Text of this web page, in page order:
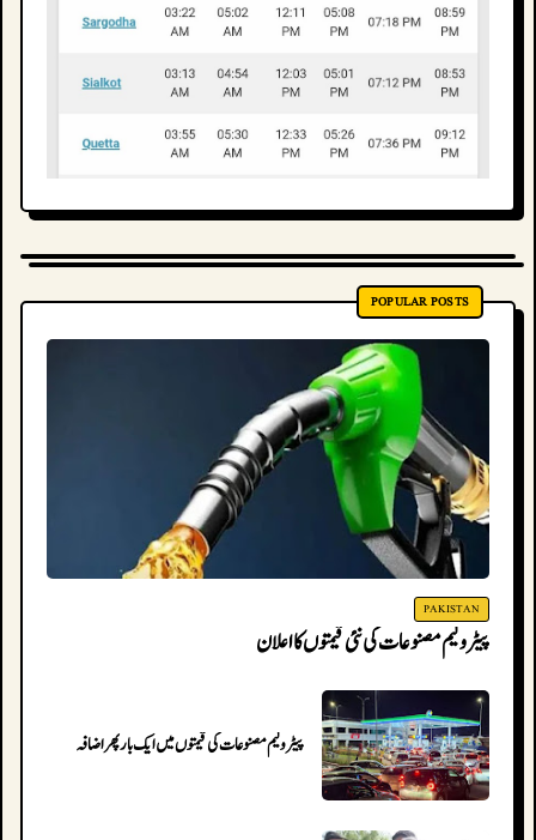
POPULAR POSTS
PAKISTAN
پیٹرولیم مصنوعات کی نئی قیمتوں کا اعلان
پیٹرولیم مصنوعات کی قیمتوں میں ایک بار پھر اضافہ